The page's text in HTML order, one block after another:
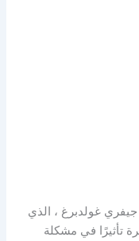
جيفري غولدبرغ ، الذي
تأثيرًا في مشكلة